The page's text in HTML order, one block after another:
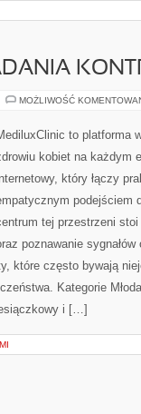
MOŻLIWOŚĆ
to platforma
kobiet na każdym
który łączy
podejściem
tej przestrzeni
poznawanie
które często bywają
Kategorie
i […]